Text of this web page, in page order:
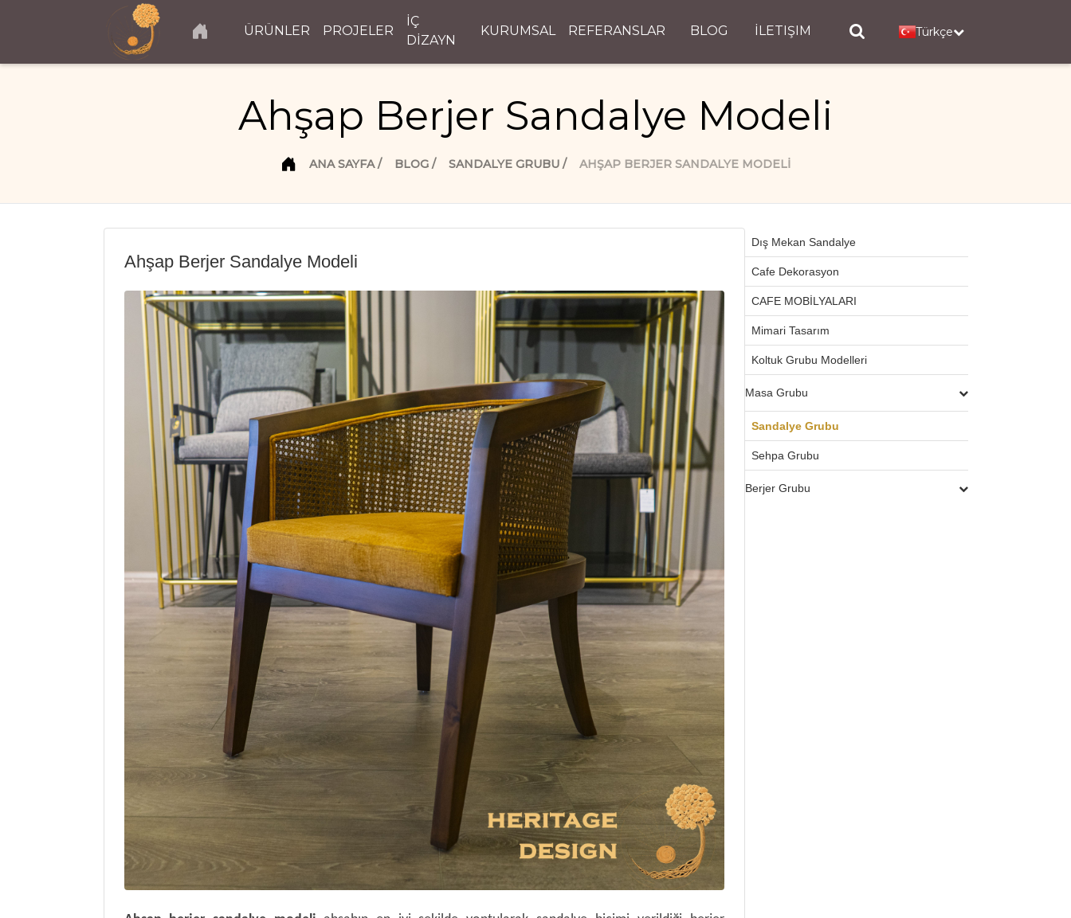
ÜRÜNLER PROJELER
İÇ
DİZAYN
KURUMSAL REFERANSLAR BLOG İLETIŞIM Türkçe
Ahşap Berjer Sandalye Modeli
ANA SAYFA BLOG SANDALYE GRUBU AHŞAP BERJER SANDALYE MODELI
Ahşap Berjer Sandalye Modeli
Dış Mekan Sandalye
Cafe Dekorasyon
CAFE MOBİLYALARI
Mimari Tasarım
Koltuk Grubu Modelleri
Masa Grubu
Sandalye Grubu
Sehpa Grubu
Berjer Grubu